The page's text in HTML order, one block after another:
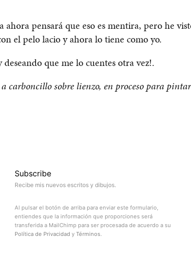
ahora pensará que eso es mentira, pero he
el pelo lacio y ahora lo tiene como yo.
deseando que me lo cuentes otra vez!.
carboncillo sobre lienzo, en proceso para
Subscribe
Recibe mis nuevos escritos y dibujos.
Al pulsar el botón de arriba para enviar este formulario,
entiendes que la información que proporciones será
transferida a MailChimp para ser procesada de acuerdo a su
Política de Privacidad y Términos.